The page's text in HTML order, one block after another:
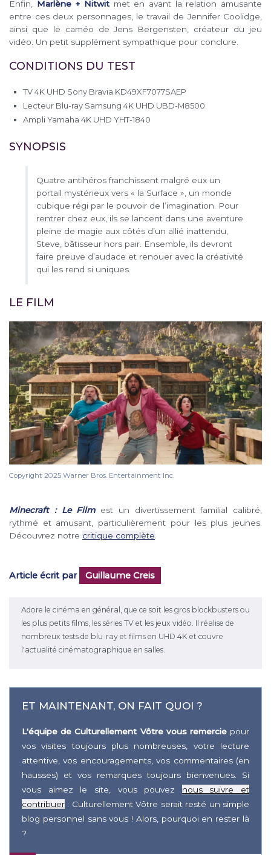
Enfin, Marlène + Nitwit met en avant la relation amusante
entre ces deux personnages, le travail de Jennifer Coolidge,
ainsi que le caméo de Jens Bergensten, créateur du jeu
vidéo. Un petit supplément sympathique pour conclure.
CONDITIONS DU TEST
TV 4K UHD Sony Bravia KD49XF7077SAEP
Lecteur Blu-ray Samsung 4K UHD UBD-M8500
Ampli Yamaha 4K UHD YHT-1840
SYNOPSIS
Quatre antihéros franchissent malgré eux un
portail mystérieux vers « la Surface », un monde
cubique régi par le pouvoir de l’imagination. Pour
rentrer chez eux, ils se lancent dans une aventure
pleine de magie aux côtés d’un allié inattendu,
Steve, bâtisseur hors pair. Ensemble, ils devront
faire preuve d’audace et renouer avec la créativité
qui les rend si uniques.
LE FILM
Copyright 2025 Warner Bros. Entertainment Inc.
Minecraft : Le Film est un divertissement familial calibré,
rythmé et amusant, particulièrement pour les plus jeunes.
Découvrez notre critique complète
Article écrit par Guillaume Creis
Adore le cinéma en général, que ce soit les gros blockbusters ou
les plus petits films, les séries TV et les jeux vidéo. Il réalise de
nombreux tests de blu-ray et films en UHD 4K et couvre
l'actualité cinématographique en salles.
ET MAINTENANT, ON FAIT QUOI ?
L'équipe de Culturellement Vôtre vous remerciepour
vos visites toujours plus nombreuses, votre lecture
attentive, vos encouragements, vos commentaires (en
hausses) et vos remarques toujours bienvenues. Si
vous aimez le site, vous pouvez nous suivre et
contribuer : Culturellement Vôtre serait resté un simple
blog personnel sans vous ! Alors, pourquoi en rester là
?